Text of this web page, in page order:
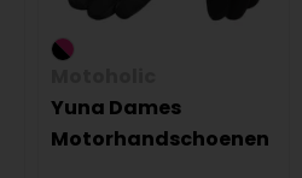
Yuna Dames
Motorhandschoenen